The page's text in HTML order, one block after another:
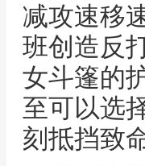
减攻速移
班创造反
女斗篷的
至可以选
刻抵挡致